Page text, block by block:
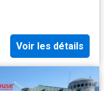
Voir les détails